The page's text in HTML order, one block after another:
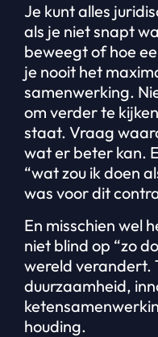
Je kunt alles
als je niet snapt
beweegt of hoe
je nooit het
samenwerking.
om verder te
staat. Vraag
wat er beter kan.
“wat zou ik doen
was voor dit
En misschien wel
niet blind op “zo
wereld verandert.
duurzaamheid,
houding.